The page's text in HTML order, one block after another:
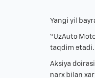
Yangi yil
“UzAuto
taqdim etadi.
Aksiya
narx bilan